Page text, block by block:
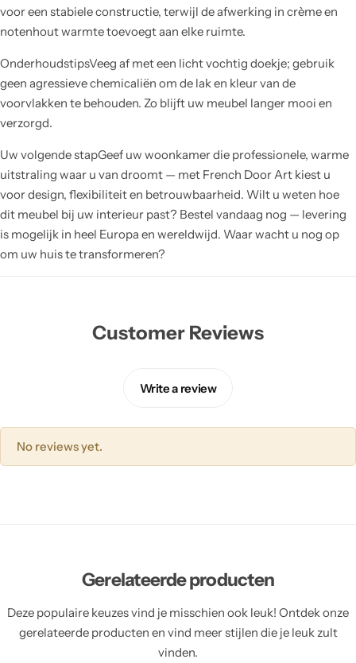
voor een stabiele constructie, terwijl de afwerking in crème en
notenhout warmte toevoegt aan elke ruimte.
OnderhoudstipsVeeg af met een licht vochtig doekje; gebruik
geen agressieve chemicaliën om de lak en kleur van de
voorvlakken te behouden. Zo blijft uw meubel langer mooi en
verzorgd.
Uw volgende stapGeef uw woonkamer die professionele, warme
uitstraling waar u van droomt — met French Door Art kiest u
voor design, flexibiliteit en betrouwbaarheid. Wilt u weten hoe
dit meubel bij uw interieur past? Bestel vandaag nog — levering
is mogelijk in heel Europa en wereldwijd. Waar wacht u nog op
om uw huis te transformeren?
Customer Reviews
Write a review
No reviews yet.
Gerelateerde producten
Deze populaire keuzes vind je misschien ook leuk! Ontdek onze
gerelateerde producten en vind meer stijlen die je leuk zult
vinden.